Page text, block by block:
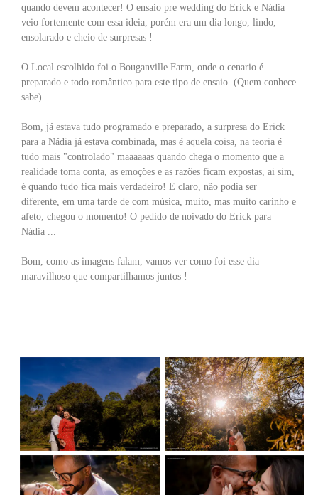
quando devem acontecer! O ensaio pre wedding do Erick e Nádia
veio fortemente com essa ideia, porém era um dia longo, lindo,
ensolarado e cheio de surpresas !
O Local escolhido foi o Bouganville Farm, onde o cenario é
preparado e todo romântico para este tipo de ensaio. (Quem conhece
sabe)
Bom, já estava tudo programado e preparado, a surpresa do Erick
para a Nádia já estava combinada, mas é aquela coisa, na teoria é
tudo mais "controlado" maaaaaas quando chega o momento que a
realidade toma conta, as emoções e as razões ficam expostas, ai sim,
é quando tudo fica mais verdadeiro! E claro, não podia ser
diferente, em uma tarde de com música, muito, mas muito carinho e
afeto, chegou o momento! O pedido de noivado do Erick para
Nádia ...
Bom, como as imagens falam, vamos ver como foi esse dia
maravilhoso que compartilhamos juntos !